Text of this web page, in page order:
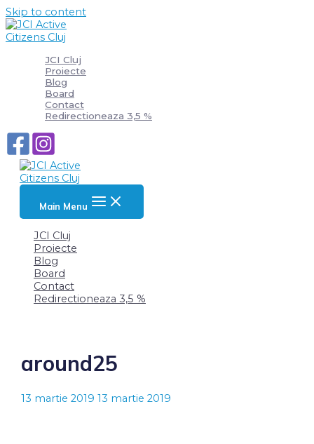
Skip to content
JCI Cluj
Proiecte
Blog
Board
Contact
Redirectioneaza 3,5 %
Main Menu
JCI Cluj
Proiecte
Blog
Board
Contact
Redirectioneaza 3,5 %
around25
13 martie 2019 13 martie 2019